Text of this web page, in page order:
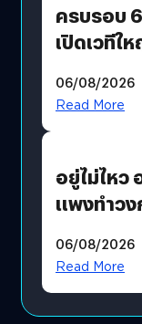
ครบรอบ
เปิดเวทีใ
แนวทางป
06/08/2026
Read More
อยู่ไม่ไหว
แพงทำวง
?
06/08/2026
Read More